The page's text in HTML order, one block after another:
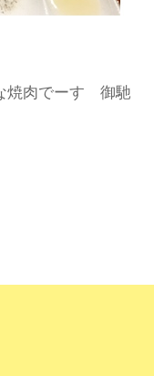
焼肉でーす 御馳